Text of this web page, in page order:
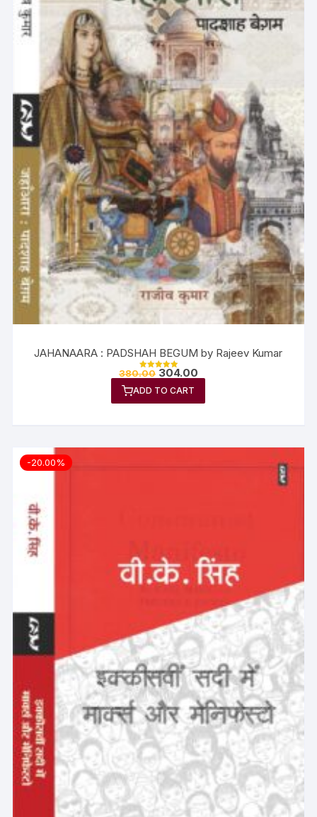
JAHANAARA : PADSHAH BEGUM by Rajeev Kumar
Rated
out of 5
380.00 304.00
ADD TO CART
-20.00%